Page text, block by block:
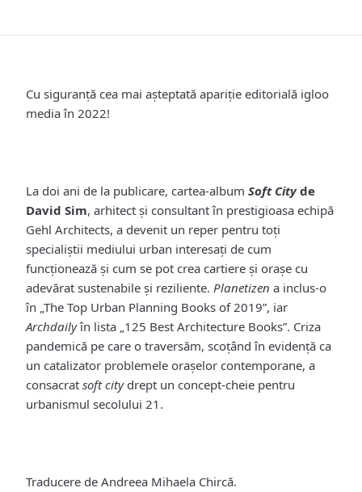
Cu siguranță cea mai așteptată apariție editorială igloo
media în 2022!
La doi ani de la publicare, cartea-album Soft City de
David Sim, arhitect și consultant în prestigioasa echipă
Gehl Architects, a devenit un reper pentru toți
specialiștii mediului urban interesați de cum
funcționează și cum se pot crea cartiere și orașe cu
adevărat sustenabile și reziliente. Planetizen a inclus-o
în „The Top Urban Planning Books of 2019”, iar
Archdailyîn lista „125 Best Architecture Books”. Criza
pandemică pe care o traversăm, scoțând în evidență ca
un catalizator problemele orașelor contemporane, a
consacrat soft city drept un concept-cheie pentru
urbanismul secolului 21.
Traducere de Andreea Mihaela Chircă.